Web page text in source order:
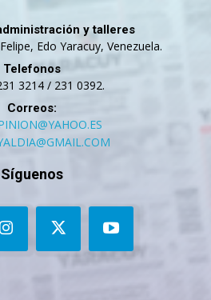
y talleres
Edo Yaracuy, Venezuela.
Telefonos
3214 / 231 0392.
Correos:
Síguenos